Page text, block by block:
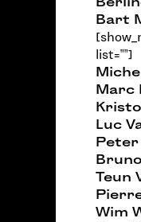
Bart
list=""]
Marc
Luc
Peter
Teun
Wim